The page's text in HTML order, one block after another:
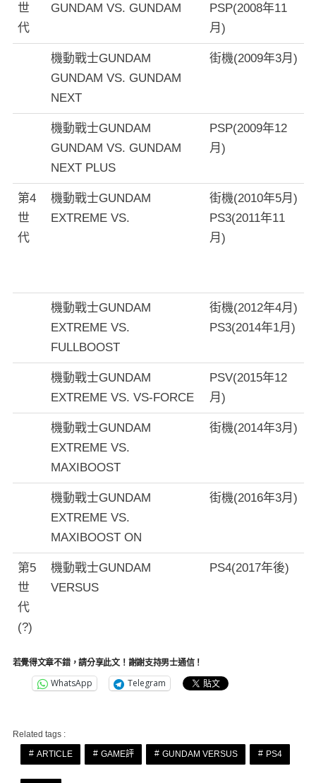
世
代
GUNDAM VS. GUNDAM
PSP(2008年11
月)
機動戰士GUNDAM
GUNDAM VS. GUNDAM
NEXT
街機(2009年3月)
機動戰士GUNDAM
GUNDAM VS. GUNDAM
NEXT PLUS
PSP(2009年12
月)
第4
世
代
機動戰士GUNDAM
EXTREME VS.
街機(2010年5月)
PS3(2011年11
月)
機動戰士GUNDAM
EXTREME VS.
FULLBOOST
街機(2012年4月)
PS3(2014年1月)
機動戰士GUNDAM
EXTREME VS. VS-FORCE
PSV(2015年12
月)
機動戰士GUNDAM
EXTREME VS.
MAXIBOOST
街機(2014年3月)
機動戰士GUNDAM
EXTREME VS.
MAXIBOOST ON
街機(2016年3月)
第5
世
代
(?)
機動戰士GUNDAM
VERSUS
PS4(2017年後)
若覺得文章不錯，請分享此文！謝謝支持男士通信！
WhatsApp Telegram
Related tags :
ARTICLE
GAME評 GUNDAM VERSUS PS4